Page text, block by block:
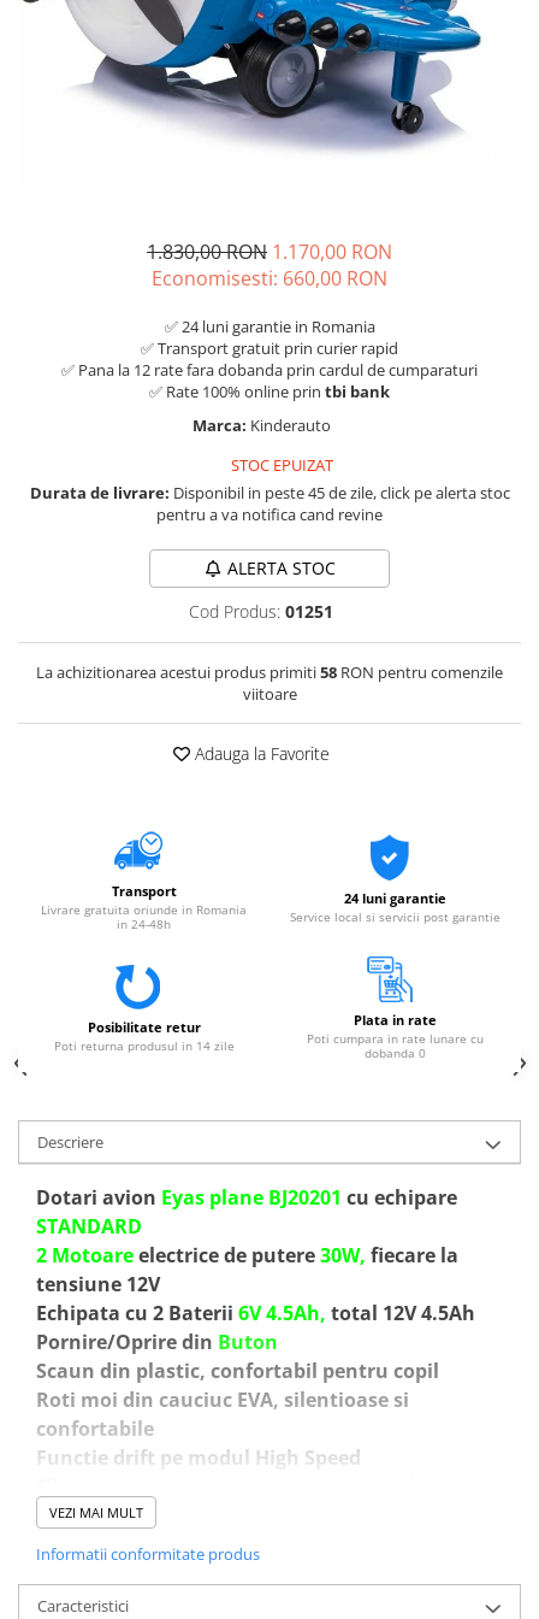
1.830,00 RON 1.170,00 RON
Economisesti: 660,00 RON
✅ 24 luni garantie in Romania
✅ Transport gratuit prin curier rapid
✅ Pana la 12 rate fara dobanda prin cardul de cumparaturi
✅ Rate 100% online prin tbi bank
Marca: Kinderauto
STOC EPUIZAT
Durata de livrare: Disponibil in peste 45 de zile, click pe alerta stoc
pentru a va notifica cand revine
ALERTA STOC
Cod Produs: 01251
La achizitionarea acestui produs primiti58 RON pentru comenzile
viitoare
Adauga la Favorite
Transport
Livrare gratuita oriunde in Romania
in 24-48h
24 luni garantie
Service local si servicii post garantie
Posibilitate retur
Poti returna produsul in 14 zile
Plata in rate
Poti cumpara in rate lunare cu
dobanda 0
Descriere
Dotari avion Eyas plane BJ20201 cu echipare
STANDARD
2 Motoareelectrice de putere30W, fiecare la
tensiune 12V
Echipata cu 2 Baterii 6V 4.5Ah, total 12V 4.5Ah
Pornire/Oprire din Buton
Scaun din plastic, confortabil pentru copil
Roti moi din cauciuc EVA, silentioase si
confortabile
Functie drift pe modul High Speed
putere vantului.
Functie de rotire 360 grade cu ajutorul unor roti
auxiliare in partea din spate
Music player Mp3 cu conexiune Aux, port USB si
VEZI MAI MULT
Informatii conformitate produs
Caracteristici